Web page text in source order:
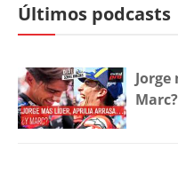
Últimos podcasts